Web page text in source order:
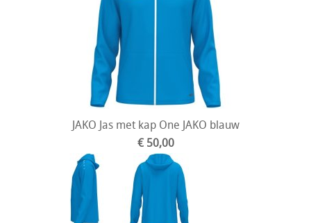
JAKO Jas met kap One JAKO blauw
€ 50,00